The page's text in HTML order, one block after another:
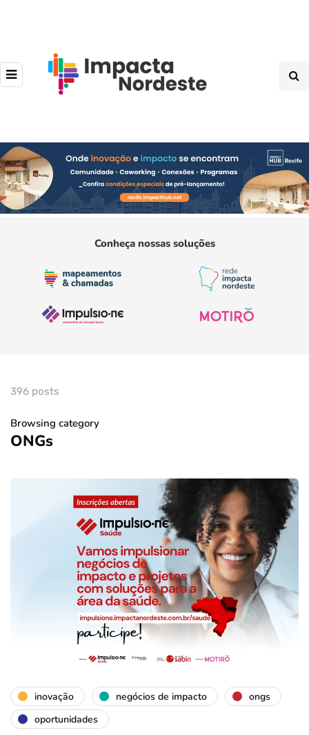
Conheça nossas soluções
396 posts
Browsing category
ONGs
inovação negócios de impacto
ongs
oportunidades